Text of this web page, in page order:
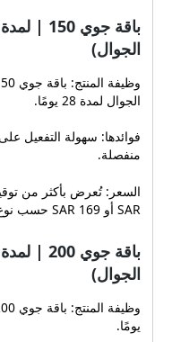
الجوال)
الجوال لمدة 28 يومًا.
فوائدها: سهولة التفعيل
منفصلة.
SAR أو 169 SAR حسب نوع التفعيل.
الجوال)
يومًا.